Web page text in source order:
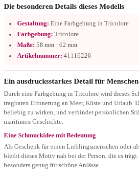
Die besonderen Details dieses Modells
Gestaltung: Eine Farbgebung in Tricolore
Farbgebung: Tricolore
Maße: 58 mm · 62 mm
Artikelnummer: 41116226
Ein ausdrucksstarkes Detail für
Durch eine Farbgebung in Tricolore wird dieses
tragbaren Erinnerung an Meer, Küste und Urlaub.
beliebig zu wirken, und verbindet persönlichen
maritimen Geschichte.
Eine Schmuckidee mit Bedeutung
Als Geschenk für einen Lieblingsmenschen oder
bleibt dieses Motiv nah bei der Person, die es
besonders genug für schöne Anlässe.